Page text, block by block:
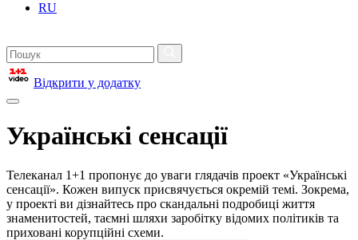
RU
Відкрити у додатку
Українські сенсації
Телеканал 1+1 пропонує до уваги глядачів проект «Українські
сенсації». Кожен випуск присвячується окремій темі. Зокрема,
у проекті ви дізнайтесь про скандальні подробиці життя
знаменитостей, таємні шляхи заробітку відомих політиків та
приховані корупційні схеми.